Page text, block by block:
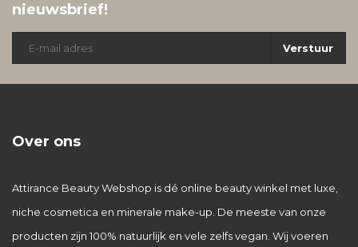
nieuwsbrief!
Verstuur
Over ons
Attirance Beauty Webshop is dé online beauty winkel met luxe,
niche cosmetica en minerale make-up. De meeste van onze
producten zijn 100% natuurlijk en vele zelfs vegan. Wij voeren